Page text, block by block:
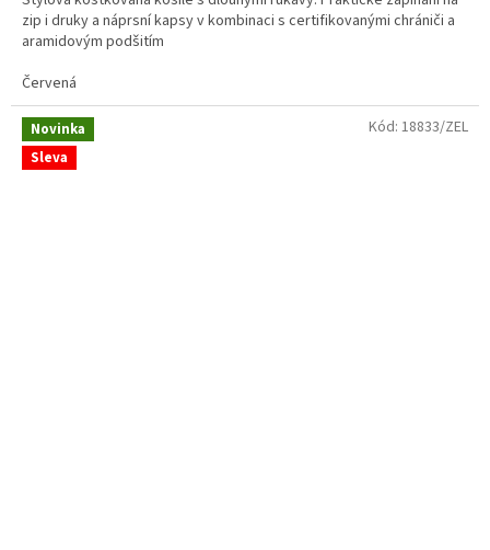
5
hvězdiček.
zip i druky a náprsní kapsy v kombinaci s certifikovanými chrániči a
aramidovým podšitím
Červená
Novinka
Sleva
Kód: 18833/ZEL